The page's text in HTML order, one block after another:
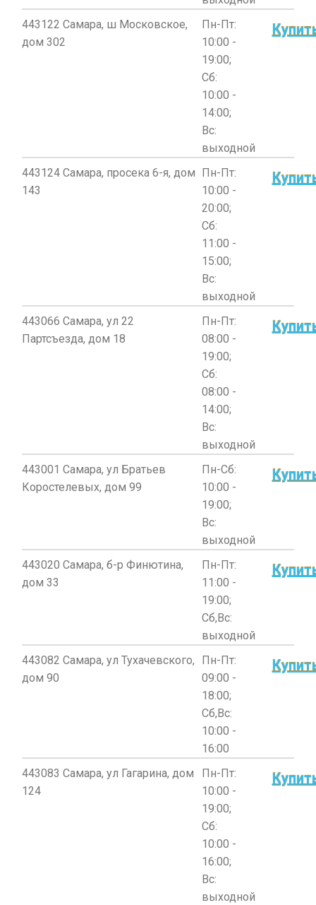
443122 Самара, ш Московское,
дом 302
Пн-Пт:
10:00 -
19:00;
Сб:
10:00 -
14:00;
Вс:
выходной
443124 Самара, просека 6-я, дом
143
Пн-Пт:
10:00 -
20:00;
Сб:
11:00 -
15:00;
Вс:
выходной
443066 Самара, ул 22
Партсъезда, дом 18
Пн-Пт:
08:00 -
19:00;
Сб:
08:00 -
14:00;
Вс:
выходной
443001 Самара, ул Братьев
Коростелевых, дом 99
Пн-Сб:
10:00 -
19:00;
Вс:
выходной
443020 Самара, б-р Финютина,
дом 33
Пн-Пт:
11:00 -
19:00;
Сб,Вс:
выходной
443082 Самара, ул Тухачевского,
дом 90
Пн-Пт:
09:00 -
18:00;
Сб,Вс:
10:00 -
16:00
443083 Самара, ул Гагарина, дом
124
Пн-Пт:
10:00 -
19:00;
Сб:
10:00 -
16:00;
Вс:
выходной